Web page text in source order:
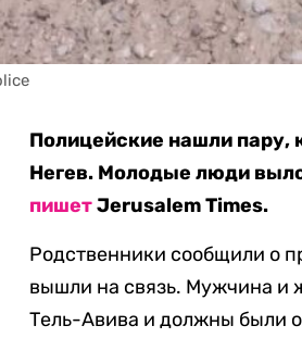
Полицейские нашли пару,
Негев. Молодые люди
пишетJerusalem Times.
Родственники сообщили о
вышли на связь. Мужчина и
Тель-Авива и должны были